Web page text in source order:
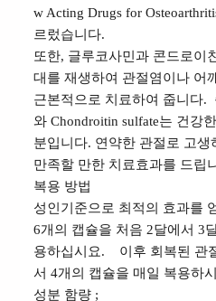
w Acting Drugs for
르렀습니다.
또한, 글루코사민과 콘드로이
대를 재생하여 관절염이나 어
근본적으로 치료하여 줍니다.
와 Chondroitin sulfate는 건강
분입니다. 연약한 관절로 고생
만족할 만한 치료효과를 드립
복용 방법
성인기준으로 최적의 효과를
6개의 캡슐을 처음 2달에서 3
용하십시요. 이후 회복된 관
서 4개의 캡슐을 매일 복용하
성분 함량 ;